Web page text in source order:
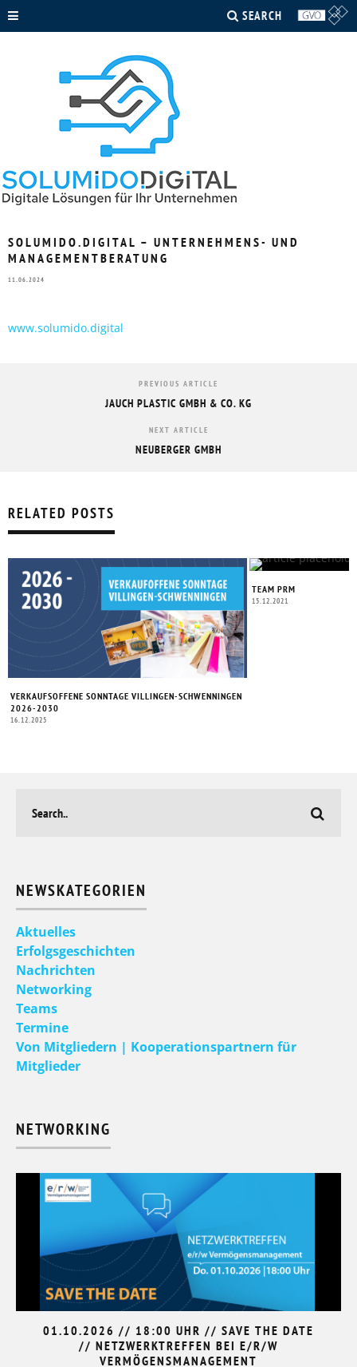
SEARCH
SOLUMIDO.DIGITAL – UNTERNEHMENS- UND
MANAGEMENTBERATUNG
11.06.2024
www.solumido.digital
PREVIOUS ARTICLE
JAUCH PLASTIC GMBH & CO. KG
NEXT ARTICLE
NEUBERGER GMBH
RELATED POSTS
VERKAUFSOFFENE SONNTAGE VILLINGEN-SCHWENNINGEN
2026-2030
16.12.2025
TEAM PRM
15.12.2021
NEWSKATEGORIEN
Aktuelles
Erfolgsgeschichten
Nachrichten
Networking
Teams
Termine
Von Mitgliedern | Kooperationspartnern für
Mitglieder
NETWORKING
01.10.2026 // 18:00 UHR // SAVE THE DATE
// NETZWERKTREFFEN BEI E/R/W
VERMÖGENSMANAGEMENT